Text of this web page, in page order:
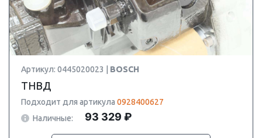
Артикул: 0445020023 | BOSCH
ТНВД
Подходит для артикула 0928400627
Наличные:
93 329 ₽